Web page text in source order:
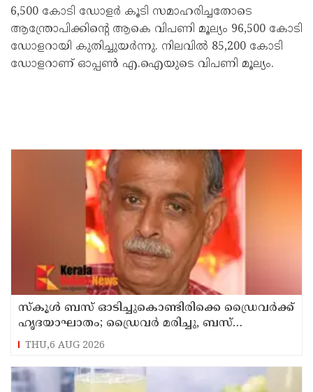
6,500 കോടി ഡോളർ കൂടി സമാഹരിച്ചതോടെ
ആന്ത്രോപിക്കിന്റെ ആകെ വിപണി മൂല്യം 96,500 കോടി
ഡോളറായി കുതിച്ചുയർന്നു. നിലവിൽ 85,200 കോടി
ഡോളറാണ് ഓപ്പൺ എ.ഐയുടെ വിപണി മൂല്യം.
സ്കൂൾ ബസ് ഓടിച്ചുകൊണ്ടിരിക്കെ ഡ്രൈവർക്ക്
ഹൃദയാഘാതം; ഡ്രൈവർ മരിച്ചു, ബസ്
കെട്ടിടത്തിൽ ഇടിച്ചുനിന്നു; രണ്ട് കുട്ടികൾക്ക്
പരിക്ക്
THU,6 AUG 2026